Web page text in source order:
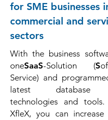
for SME businesses
commercial and
sectors
With the business
oneSaaS-Solution (S
Service) and
latest database
technologies and tools.
XfleX, you can